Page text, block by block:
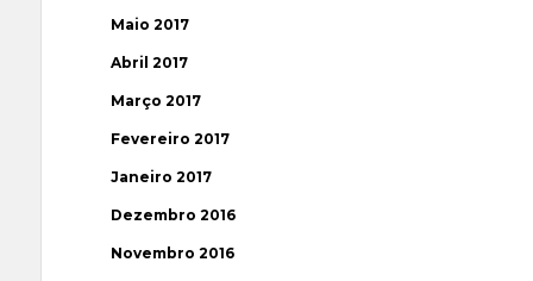
Maio 2017
Abril 2017
Março 2017
Fevereiro 2017
Janeiro 2017
Dezembro 2016
Novembro 2016